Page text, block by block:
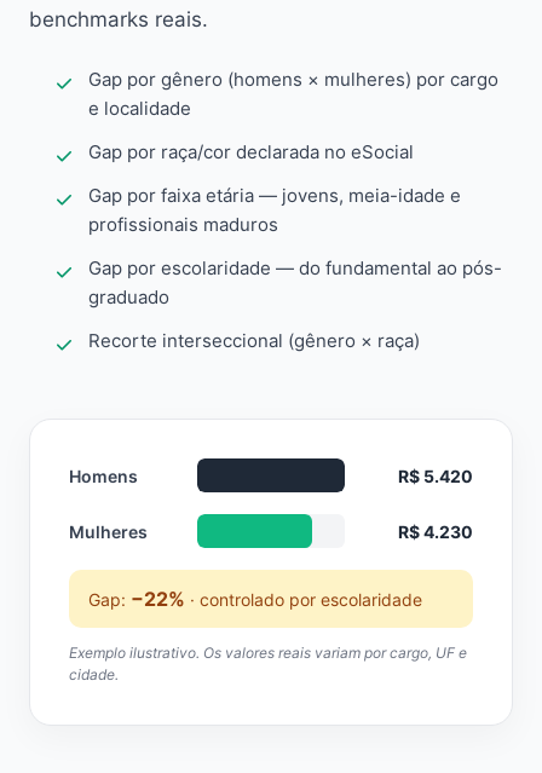
benchmarks reais.
Gap por gênero (homens × mulheres) por cargo
e localidade
Gap por raça/cor declarada no eSocial
Gap por faixa etária — jovens, meia-idade e
profissionais maduros
Gap por escolaridade — do fundamental ao pós-
graduado
Recorte interseccional (gênero × raça)
Homens R$ 5.420
Mulheres R$ 4.230
Gap: −22% · controlado por escolaridade
Exemplo ilustrativo. Os valores reais variam por cargo, UF e
cidade.